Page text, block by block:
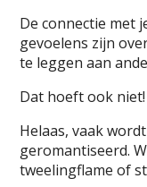
De connectie met
gevoelens zijn
te leggen aan
Dat hoeft ook niet!
Helaas, vaak
geromantiseerd.
tweelingflame of